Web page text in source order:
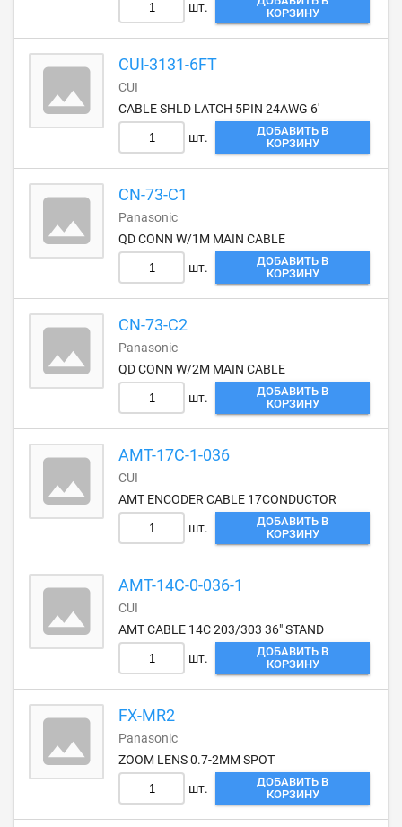
шт.
КОРЗИНУ
CUI-3131-6FT
CUI
CABLE SHLD LATCH 5PIN 24AWG 6'
шт.
ДОБАВИТЬ В
КОРЗИНУ
CN-73-C1
Panasonic
QD CONN W/1M MAIN CABLE
шт.
ДОБАВИТЬ В
КОРЗИНУ
CN-73-C2
Panasonic
QD CONN W/2M MAIN CABLE
шт.
ДОБАВИТЬ В
КОРЗИНУ
AMT-17C-1-036
CUI
AMT ENCODER CABLE 17CONDUCTOR
шт.
ДОБАВИТЬ В
КОРЗИНУ
AMT-14C-0-036-1
CUI
AMT CABLE 14C 203/303 36" STAND
шт.
ДОБАВИТЬ В
КОРЗИНУ
FX-MR2
Panasonic
ZOOM LENS 0.7-2MM SPOT
шт.
ДОБАВИТЬ В
КОРЗИНУ